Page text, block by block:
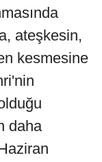
ateşkesin,
kesmesine
daha